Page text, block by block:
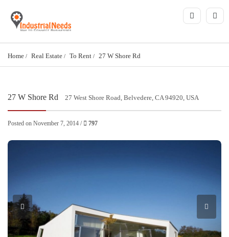
Home Real Estate To Rent 27 W Shore Rd
27 W Shore Rd 27 West Shore Road, Belvedere, CA 94920, USA
Posted on November 7, 2014 / 797